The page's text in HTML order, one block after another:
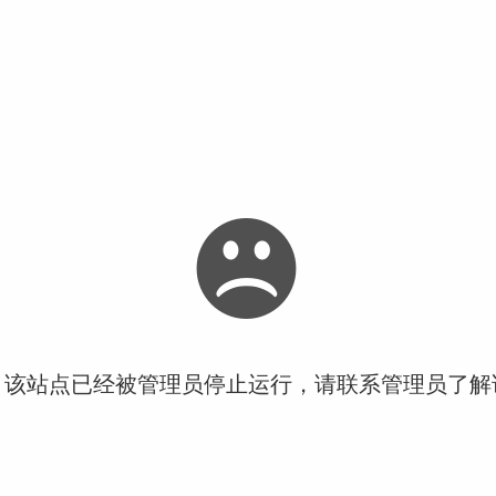
站点已经被管理员停止运行，请联系管理员了